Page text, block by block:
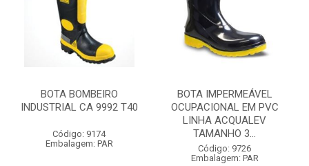
BOTA BOMBEIRO
INDUSTRIAL CA 9992 T40
Código: 9174
Embalagem: PAR
BOTA IMPERMEÁVEL
OCUPACIONAL EM PVC
LINHA ACQUALEV
TAMANHO 3...
Código: 9726
Embalagem: PAR